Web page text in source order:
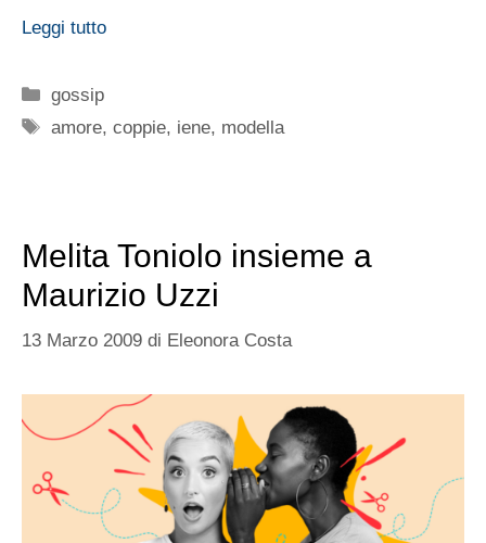
Leggi tutto
Categorie
gossip
Tag
amore,coppie, iene, modella
Melita Toniolo insieme a
Maurizio Uzzi
13 Marzo 2009 di Eleonora Costa